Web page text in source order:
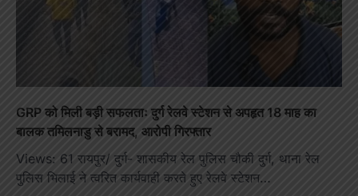
GRP को मिली बड़ी सफलताः दुर्ग रेलवे स्टेशन से अपहृत 18 माह का
बालक तमिलनाडु से बरामद, आरोपी गिरफ्तार
Views: 61 रायपुर/ दुर्ग- शासकीय रेल पुलिस चौकी दुर्ग, थाना रेल
पुलिस भिलाई ने त्वरित कार्यवाही करते हुए रेलवे स्टेशन…